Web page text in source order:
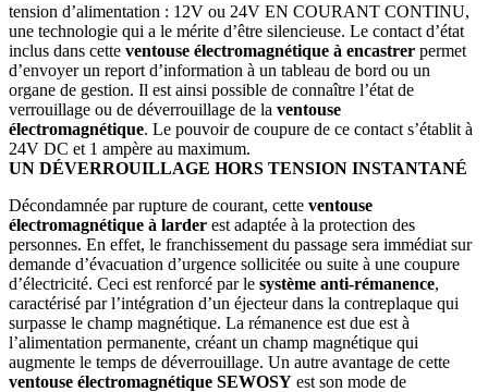
tension d’alimentation : 12V ou 24V EN COURANT CONTINU,
une technologie qui a le mérite d’être silencieuse. Le contact d’état
inclus dans cette ventouse électromagnétique à encastrer permet
d’envoyer un report d’information à un tableau de bord ou un
organe de gestion. Il est ainsi possible de connaître l’état de
verrouillage ou de déverrouillage de la ventouse
électromagnétique. Le pouvoir de coupure de ce contact s’établit à
24V DC et 1 ampère au maximum.
UN DÉVERROUILLAGE HORS TENSION INSTANTANÉ
Décondamnée par rupture de courant, cette ventouse
électromagnétique à larder est adaptée à la protection des
personnes. En effet, le franchissement du passage sera immédiat sur
demande d’évacuation d’urgence sollicitée ou suite à une coupure
d’électricité. Ceci est renforcé par le système anti-rémanence,
caractérisé par l’intégration d’un éjecteur dans la contreplaque qui
surpasse le champ magnétique. La rémanence est due est à
l’alimentation permanente, créant un champ magnétique qui
augmente le temps de déverrouillage. Un autre avantage de cette
ventouse électromagnétique SEWOSY est son mode de